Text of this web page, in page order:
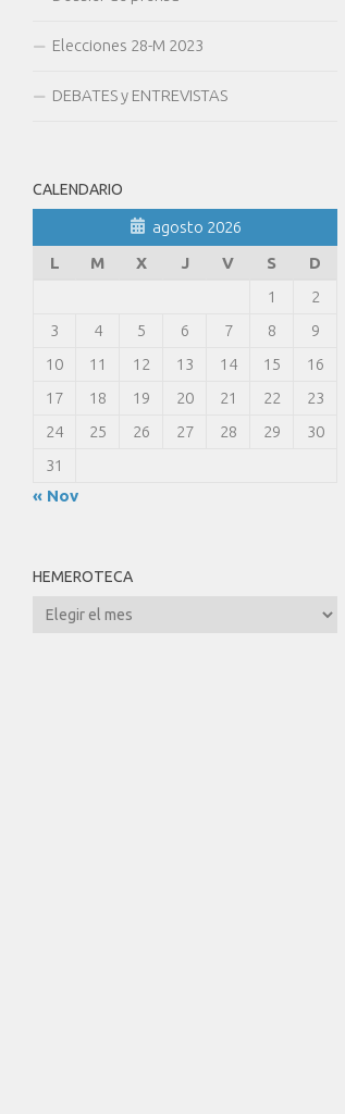
Elecciones 28-M 2023
DEBATES y ENTREVISTAS
CALENDARIO
agosto 2026
L
M X J V S
D
1
2
3
4 5 6 7 8
9
10
11 12 13 14 15
16
17
18 19 20 21 22
23
24
25 26 27 28 29
30
31
« Nov
HEMEROTECA
Hemeroteca